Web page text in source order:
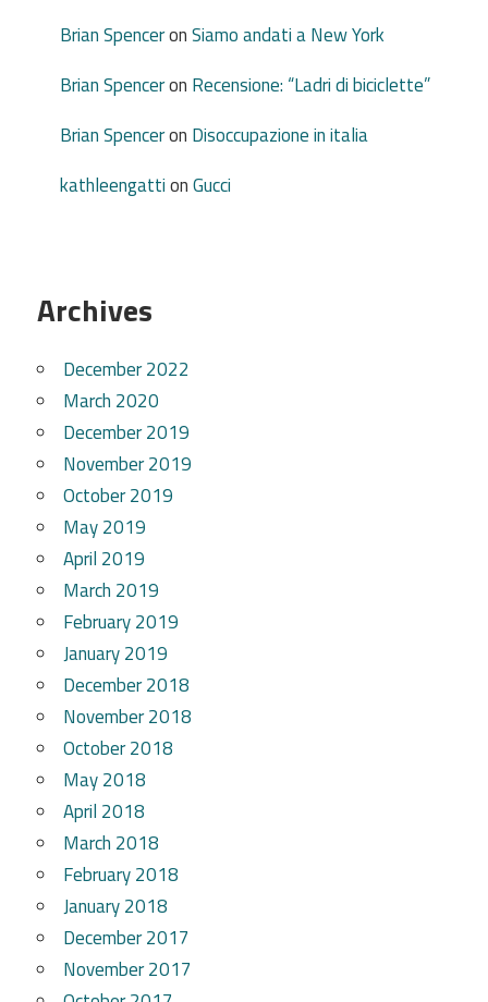
Brian SpenceronSiamo andati a New York
Brian Spenceron Recensione: “Ladri di biciclette”
Brian Spenceron Disoccupazione in italia
kathleengattionGucci
Archives
December 2022
March 2020
December 2019
November 2019
October 2019
May 2019
April 2019
March 2019
February 2019
January 2019
December 2018
November 2018
October 2018
May 2018
April 2018
March 2018
February 2018
January 2018
December 2017
November 2017